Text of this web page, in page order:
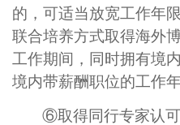
的，可适当放宽工作年
联合培养方式取得海外
工作期间，同时拥有境
境内带薪酬职位的工作
⑥取得同行专家认